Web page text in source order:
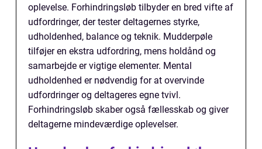
oplevelse. Forhindringsløb tilbyder en bred vifte af
udfordringer, der tester deltagernes styrke,
udholdenhed, balance og teknik. Mudderpøle
tilføjer en ekstra udfordring, mens holdånd og
samarbejde er vigtige elementer. Mental
udholdenhed er nødvendig for at overvinde
udfordringer og deltageres egne tvivl.
Forhindringsløb skaber også fællesskab og giver
deltagerne mindeværdige oplevelser.